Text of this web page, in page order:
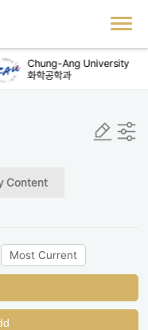
Chung-Ang University
화학공학과
Content
Most Current